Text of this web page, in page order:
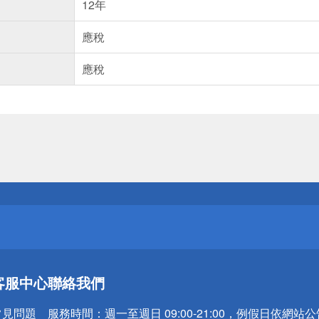
12年
應稅
應稅
小心！
小心！
服中心
問題
聯絡我們
服務時間： 週一至週日 09:00-21:00，例假日依網站